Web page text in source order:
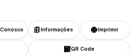
Informações Imprimir
QR Code